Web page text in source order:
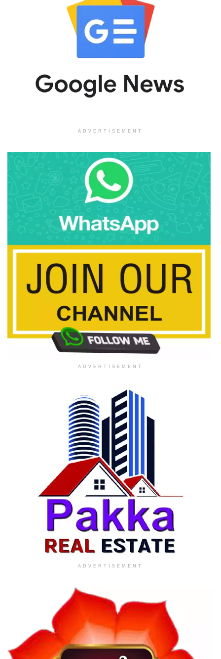
ADVERTISEMENT
ADVERTISEMENT
ADVERTISEMENT